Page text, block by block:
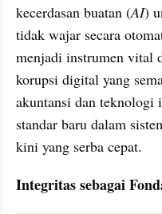
kecerdasan buatan (AI)
tidak wajar secara
menjadi instrumen vital
korupsi digital yang
akuntansi dan teknologi
standar baru dalam
kini yang serba cepat.
Integritas sebagai